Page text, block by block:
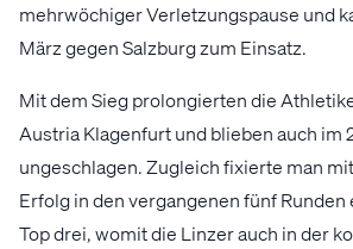
mehrwöchiger Verletzungspause und
März gegen Salzburg zum Einsatz.
Mit dem Sieg prolongierten die
Austria Klagenfurt und blieben auch im
ungeschlagen. Zugleich fixierte man
Erfolg in den vergangenen fünf Runden
Top drei, womit die Linzer auch in der